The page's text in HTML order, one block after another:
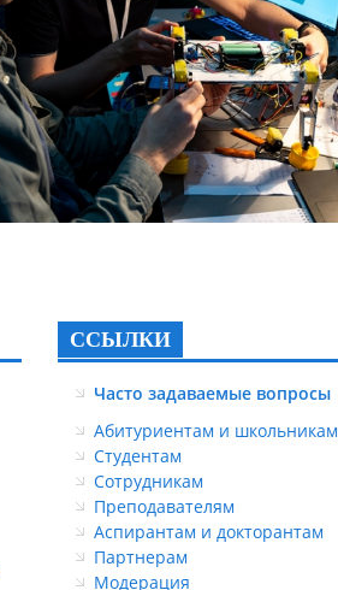
ССЫЛКИ
Часто задаваемые вопросы
Абитуриентам и школьникам
Студентам
Сотрудникам
Преподавателям
Аспирантам и докторантам
Партнерам
Модерация